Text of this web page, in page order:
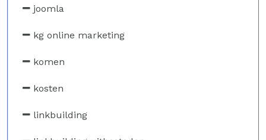
joomla
kg online marketing
komen
kosten
linkbuilding